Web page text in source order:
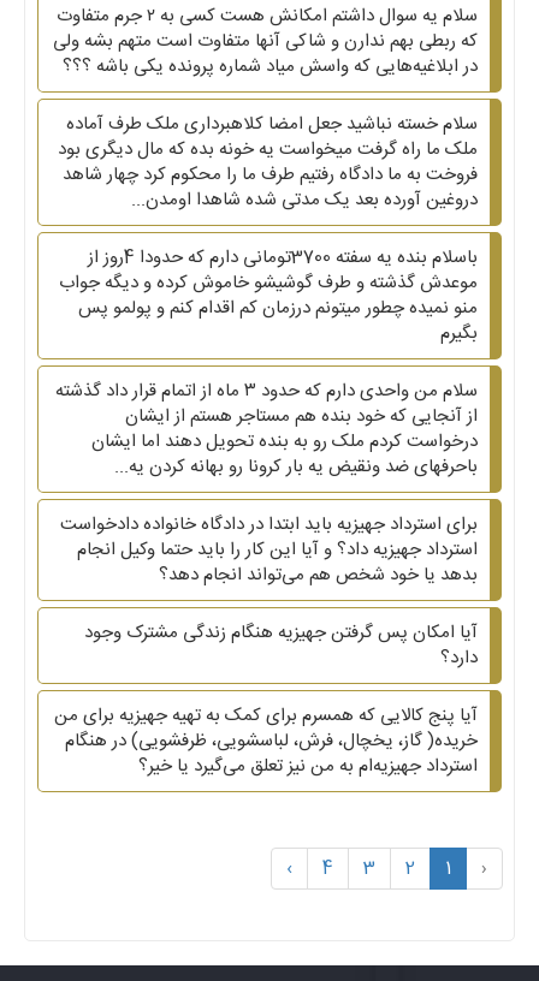
سلام یه سوال داشتم امکانش هست کسی به ۲ جرم متفاوت
که ربطی بهم ندارن و شاکی آنها متفاوت است متهم بشه ولی
در ابلاغیه‌هایی که واسش میاد شماره پرونده یکی باشه ؟؟؟
سلام خسته نباشید جعل امضا کلاهبرداری ملک طرف آماده
ملک ما راه گرفت میخواست یه خونه بده که مال دیگری بود
فروخت به ما دادگاه رفتیم طرف ما را محکوم کرد چهار شاهد
دروغین آورده بعد یک مدتی شده شاهدا اومدن...
باسلام بنده یه سفته 3700تومانی دارم که حدودا 4روز از
موعدش گذشته و طرف گوشیشو خاموش کرده و دیگه جواب
منو نمیده چطور میتونم درزمان کم اقدام کنم و پولمو پس
بگیرم
سلام من واحدی دارم که حدود ۳ ماه از اتمام قرار داد گذشته
از آنجایی که خود بنده هم مستاجر هستم از ایشان
درخواست کردم ملک رو به بنده تحویل دهند اما ایشان
باحرفهای ضد ونقیض یه بار کرونا رو بهانه کردن یه...
برای استرداد جهیزیه باید ابتدا در دادگاه خانواده دادخواست
استرداد جهیزیه داد؟ و آیا این کار را باید حتما وکیل انجام
بدهد یا خود شخص هم می‌تواند انجام دهد؟
آیا امکان پس گرفتن جهیزیه هنگام زندگی مشترک وجود
دارد؟
آیا پنج کالایی که همسرم برای کمک به تهیه جهیزیه برای من
خریده( گاز، یخچال، فرش، لباسشویی، ظرفشویی)‌ در هنگام
استرداد جهیزیه‌ام به من نیز تعلق می‌گیرد یا خیر؟
‹
1
2
3
4
›